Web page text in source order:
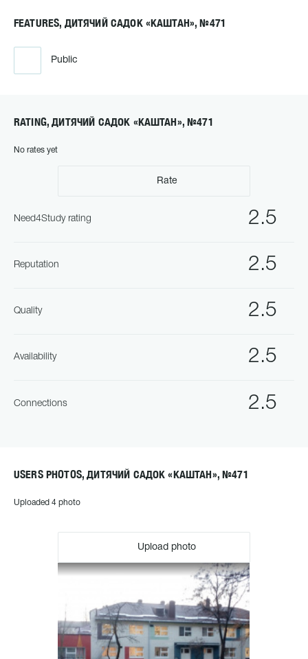
FEATURES, ДИТЯЧИЙ САДОК «КАШТАН», №471
Public
RATING, ДИТЯЧИЙ САДОК «КАШТАН», №471
No rates yet
Rate
2.5
Need4Study rating
2.5
Reputation
2.5
Quality
2.5
Availability
2.5
Connections
USERS PHOTOS, ДИТЯЧИЙ САДОК «КАШТАН», №471
Uploaded 4 photo
Upload photo